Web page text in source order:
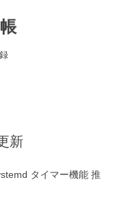
新
タイマー機能 推